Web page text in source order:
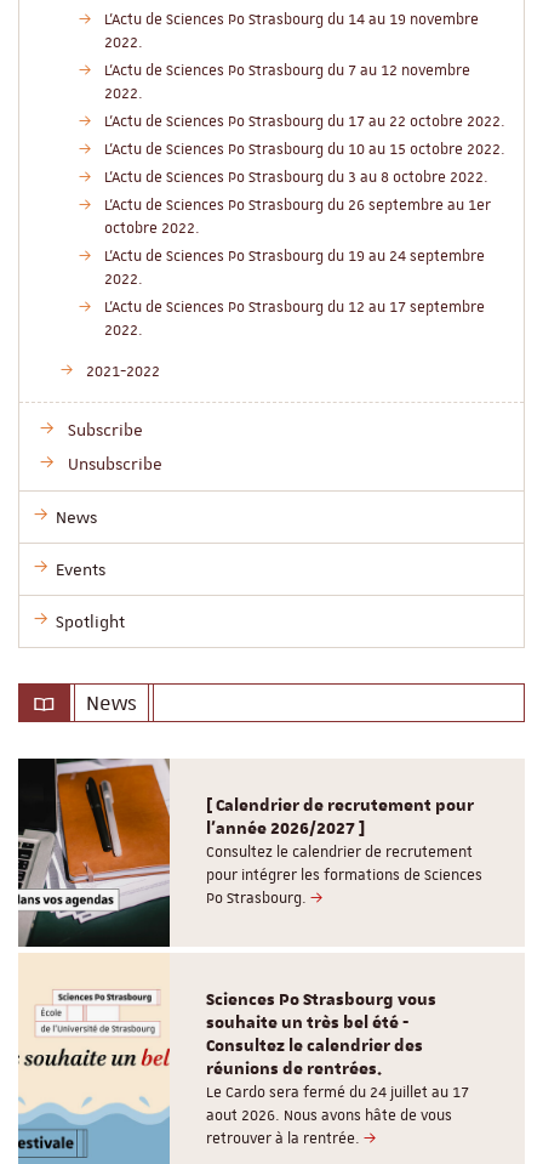
L'Actu de Sciences Po Strasbourg du 14 au 19 novembre
2022.
L'Actu de Sciences Po Strasbourg du 7 au 12 novembre
2022.
L'Actu de Sciences Po Strasbourg du 17 au 22 octobre 2022.
L'Actu de Sciences Po Strasbourg du 10 au 15 octobre 2022.
L'Actu de Sciences Po Strasbourg du 3 au 8 octobre 2022.
L'Actu de Sciences Po Strasbourg du 26 septembre au 1er
octobre 2022.
L'Actu de Sciences Po Strasbourg du 19 au 24 septembre
2022.
L'Actu de Sciences Po Strasbourg du 12 au 17 septembre
2022.
2021-2022
Subscribe
Unsubscribe
News
Events
Spotlight
News
[ Calendrier de recrutement pour
l'année 2026/2027 ]
Consultez le calendrier de recrutement
pour intégrer les formations de Sciences
Po Strasbourg.
Sciences Po Strasbourg vous
souhaite un très bel été -
Consultez le calendrier des
réunions de rentrées.
Le Cardo sera fermé du 24 juillet au 17
aout 2026. Nous avons hâte de vous
retrouver à la rentrée.